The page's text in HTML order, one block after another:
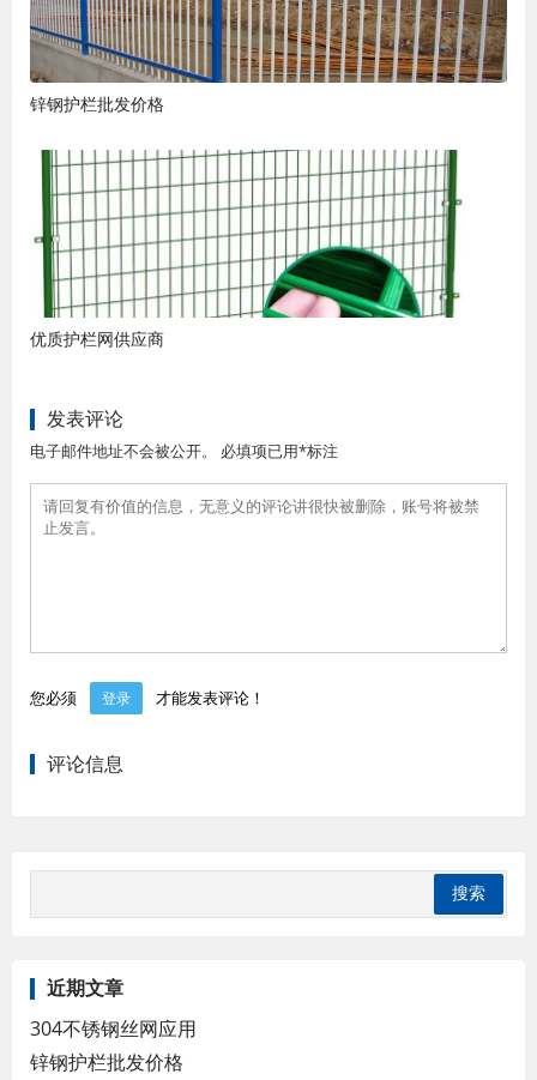
锌钢护栏批发价格
优质护栏网供应商
发表评论
电子邮件地址不会被公开。 必填项已用*标注
您必须 登录 才能发表评论！
评论信息
近期文章
304不锈钢丝网应用
锌钢护栏批发价格